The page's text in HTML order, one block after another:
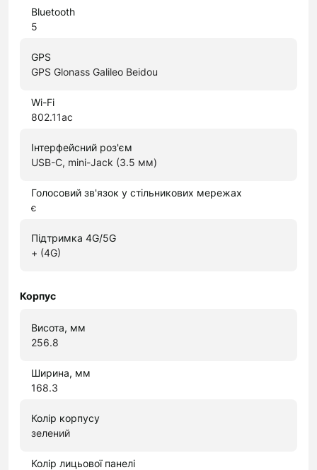
Bluetooth
5
GPS
GPS Glonass Galileo Beidou
Wi-Fi
802.11ac
Інтерфейсний роз'єм
USB-C, mini-Jack (3.5 мм)
Голосовий зв'язок у стільникових мережах
є
Підтримка 4G/5G
+ (4G)
Корпус
Висота, мм
256.8
Ширина, мм
168.3
Колір корпусу
зелений
Колір лицьової панелі